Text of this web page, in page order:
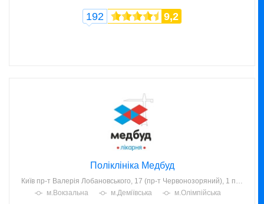
192 9,2
Поліклініка Медбуд
Київ пр-т Валерія Лобановського, 17 (пр-т Червонозоряний), 1 поверх
м.Вокзальна
м.Деміївська м.Олімпійська